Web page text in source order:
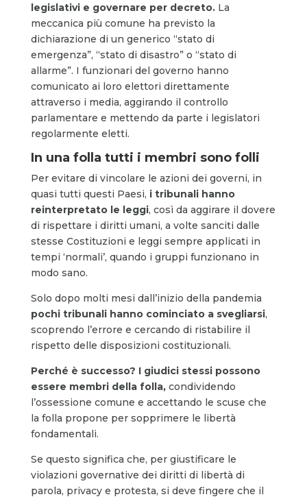
legislativi e governare per decreto.La
meccanica più comune ha previsto la
dichiarazione di un generico “stato di
emergenza”, “stato di disastro” o “stato di
allarme”. I funzionari del governo hanno
comunicato ai loro elettori direttamente
attraverso i media, aggirando il controllo
parlamentare e mettendo da parte i legislatori
regolarmente eletti.
In una folla tutti i membri sono folli
Per evitare di vincolare le azioni dei governi, in
quasi tutti questi Paesi, i tribunali hanno
reinterpretato le leggi, così da aggirare il dovere
di rispettare i diritti umani, a volte sanciti dalle
stesse Costituzioni e leggi sempre applicati in
tempi ‘normali’, quando i gruppi funzionano in
modo sano.
Solo dopo molti mesi dall’inizio della pandemia
pochi tribunali hanno cominciato a svegliarsi,
scoprendo l’errore e cercando di ristabilire il
rispetto delle disposizioni costituzionali.
Perché è successo? I giudici stessi possono
essere membri della folla,condividendo
l’ossessione comune e accettando le scuse che
la folla propone per sopprimere le libertà
fondamentali.
Se questo significa che, per giustificare le
violazioni governative dei diritti di libertà di
parola, privacy e protesta, si deve fingere che il